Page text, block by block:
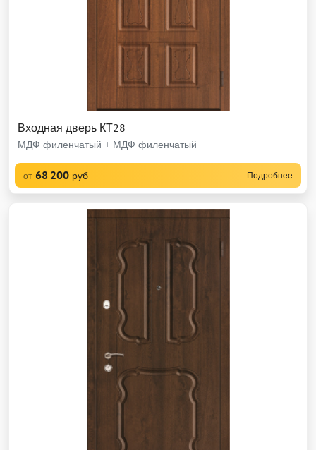
Входная дверь КТ28
МДФ филенчатый + МДФ филенчатый
от 68 200 руб Подробнее